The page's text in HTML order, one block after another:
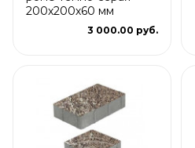
200х200х60 мм
3 000.00 руб.